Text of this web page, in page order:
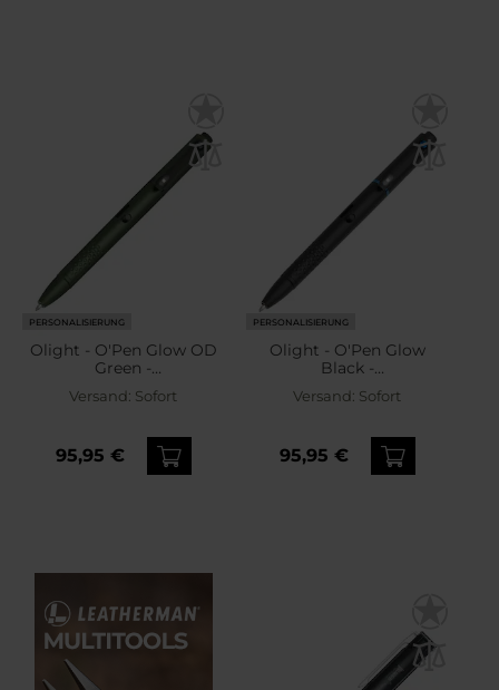
PERSONALISIERUNG
Olight - O'Pen Glow OD
Green -
Taschenlampenstift - 120
Lumen
Versand: Sofort
95,95 €
PERSONALISIERUNG
Olight - O'Pen Glow
Black -
Taschenlampenstift - 120
Lumen
Versand: Sofort
95,95 €